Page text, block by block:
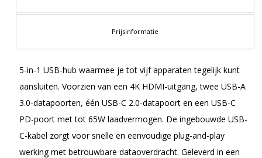
Prijsinformatie
5-in-1 USB-hub waarmee je tot vijf apparaten tegelijk kunt
aansluiten. Voorzien van een 4K HDMI-uitgang, twee USB-A
3.0-datapoorten, één USB-C 2.0-datapoort en een USB-C
PD-poort met tot 65W laadvermogen. De ingebouwde USB-
C-kabel zorgt voor snelle en eenvoudige plug-and-play
werking met betrouwbare dataoverdracht. Geleverd in een